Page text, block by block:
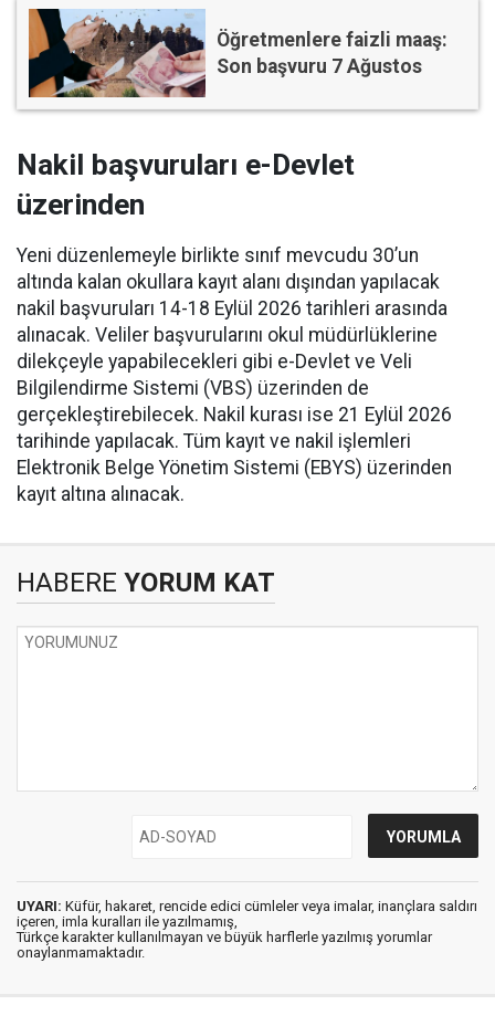
Öğretmenlere faizli maaş:
Son başvuru 7 Ağustos
Nakil başvuruları e-Devlet
üzerinden
Yeni düzenlemeyle birlikte sınıf mevcudu 30’un
altında kalan okullara kayıt alanı dışından yapılacak
nakil başvuruları 14-18 Eylül 2026 tarihleri arasında
alınacak. Veliler başvurularını okul müdürlüklerine
dilekçeyle yapabilecekleri gibi e-Devlet ve Veli
Bilgilendirme Sistemi (VBS) üzerinden de
gerçekleştirebilecek. Nakil kurası ise 21 Eylül 2026
tarihinde yapılacak. Tüm kayıt ve nakil işlemleri
Elektronik Belge Yönetim Sistemi (EBYS) üzerinden
kayıt altına alınacak.
HABERE YORUM KAT
UYARI: Küfür, hakaret, rencide edici cümleler veya imalar, inançlara saldırı
içeren, imla kuralları ile yazılmamış,
Türkçe karakter kullanılmayan ve büyük harflerle yazılmış yorumlar
onaylanmamaktadır.